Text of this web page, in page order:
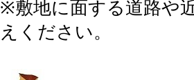
※敷地に面する道路や
えください。